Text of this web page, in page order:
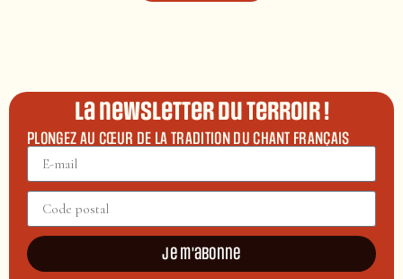
La newsletter du terroir !
PLONGEZ AU CŒUR DE LA TRADITION DU CHANT FRANÇAIS
Je m'abonne